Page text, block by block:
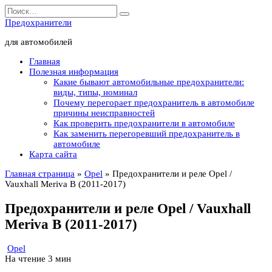
Перейти
к
содержанию
Search
for:
Предохранители
для автомобилей
Главная
Полезная информация
Какие бывают автомобильные предохранители:
виды, типы, номинал
Почему перегорает предохранитель в автомобиле
причины неисправностей
Как проверить предохранители в автомобиле
Как заменить перегоревший предохранитель в
автомобиле
Карта сайта
Главная страница » Opel » Предохранители и реле Opel /
Vauxhall Meriva B (2011-2017)
Предохранители и реле Opel / Vauxhall
Meriva B (2011-2017)
Opel
На чтение 3 мин